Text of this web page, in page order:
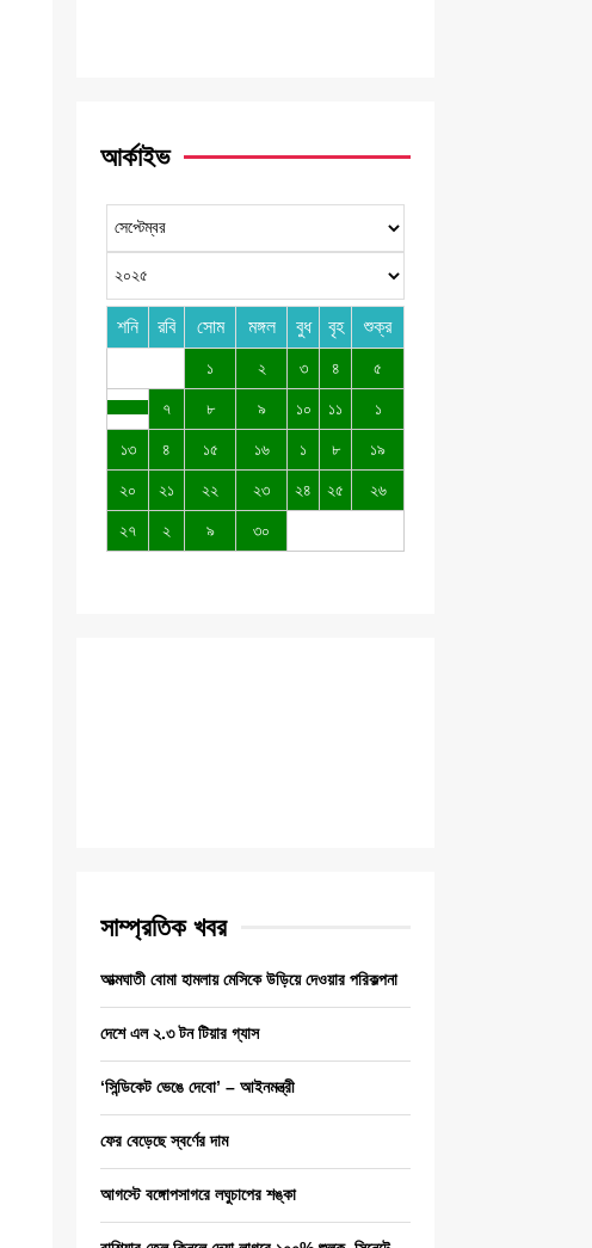
আর্কাইভ
শনি রবি সোম মঙ্গল বুধ বৃহ শুক্র
১ ২ ৩ ৪ ৫
৭ ৮ ৯ ১০ ১১ ১
১৩ ৪ ১৫ ১৬ ১ ৮ ১৯
২০ ২১ ২২ ২৩ ২৪ ২৫ ২৬
২৭ ২ ৯ ৩০
সাম্প্রতিক খবর
আত্মঘাতী বোমা হামলায় মেসিকে উড়িয়ে দেওয়ার পরিকল্পনা
দেশে এল ২.৩ টন টিয়ার গ্যাস
‘সিন্ডিকেট ভেঙে দেবো’ – আইনমন্ত্রী
ফের বেড়েছে স্বর্ণের দাম
আগস্টে বঙ্গোপসাগরে লঘুচাপের শঙ্কা